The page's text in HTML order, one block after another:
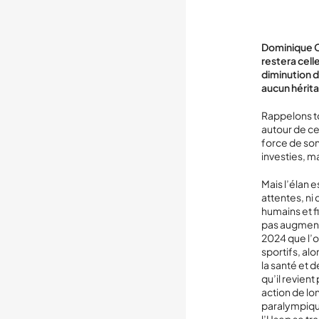
Dominique
restera
diminution
aucun
Rappelons
autour de
force de
investies,
Mais l’élan
attentes, ni
humains et
pas
2024 que
sportifs,
la santé et
qu’il
action de